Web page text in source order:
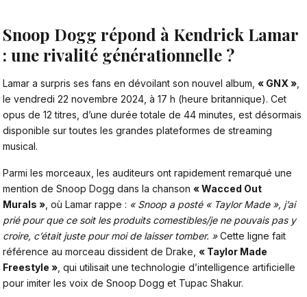
Snoop Dogg répond à Kendrick Lamar
: une rivalité générationnelle ?
Lamar a surpris ses fans en dévoilant son nouvel album, « GNX »
le vendredi 22 novembre 2024, à 17 h (heure britannique). Cet
opus de 12 titres, d’une durée totale de 44 minutes, est désormais
disponible sur toutes les grandes plateformes de streaming
musical.
Parmi les morceaux, les auditeurs ont rapidement remarqué une
mention de Snoop Dogg dans la chanson « Wacced Out
Murals » , où Lamar rappe : « Snoop a posté « Taylor Made », j’ai
prié pour que ce soit les produits comestibles/je ne pouvais pas y
croire, c’était juste pour moi de laisser tomber. »Cette ligne fait
référence au morceau dissident de Drake, « Taylor Made
Freestyle » , qui utilisait une technologie d’intelligence artificielle
pour imiter les voix de Snoop Dogg et Tupac Shakur.